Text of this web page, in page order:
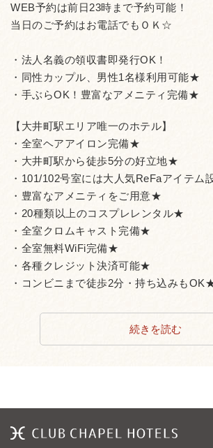
WEB予約は前日23時まで予約可能！
当日のご予約はお電話でもＯＫ☆
・法人名義の領収書即発行OK！
・同性カップル、男性1名様利用可能★
・手ぶらOK！豊富なアメニティ完備★
【大井町駅エリア唯一のホテル】
・全室ヘアアイロン完備★
・大井町駅から徒歩5分の好立地★
・101/102号室には大人気ReFaアイテム
・豊富なアメニティをご用意★
・20種類以上のコスプレレンタル★
・全室クロムキャスト完備★
・全室無料WiFi完備★
・各種クレジット決済可能★
・コンビニまで徒歩2分・持ち込みも
続きを読む